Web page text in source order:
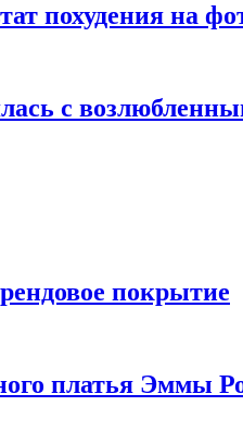
похудения на
с
покрытие
платья Эммы